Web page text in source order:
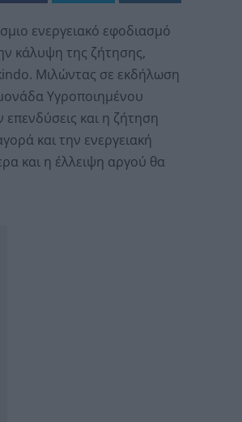
ενεργειακό εφοδιασμό
κάλυψη της ζήτησης,
Μιλώντας σε εκδήλωση
Υγροποιημένου
και η ζήτηση
και την ενεργειακή
και η έλλειψη αργού θα